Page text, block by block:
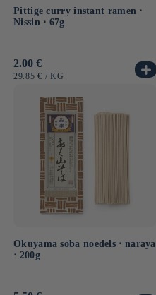
Pittige curry instant ramen ⋅
Nissin ⋅ 67g
Normale
prijs
2.00 €
EENHEIDSPRIJS
29.85 € / PER
KG
Okuyama soba noedels ⋅ naraya
⋅ 200g